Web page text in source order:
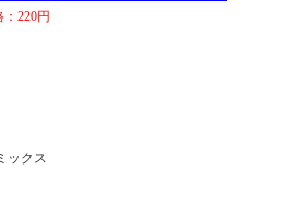
220円
ックス